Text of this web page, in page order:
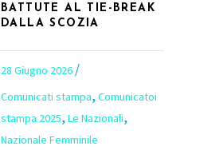
BATTUTE AL TIE-BREAK
DALLA SCOZIA
28 Giugno 2026
Comunicati stampa, Comunicatoi
stampa 2025, Le Nazionali,
Nazionale Femminile